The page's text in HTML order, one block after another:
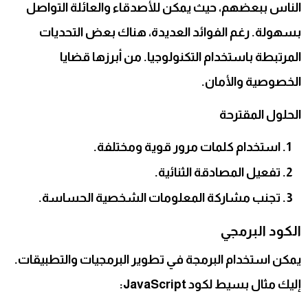
الناس ببعضهم، حيث يمكن للأصدقاء والعائلة التواصل
بسهولة. رغم الفوائد العديدة، هناك بعض التحديات
المرتبطة باستخدام التكنولوجيا. من أبرزها قضايا
الخصوصية والأمان.
الحلول المقترحة
استخدام كلمات مرور قوية ومختلفة.
تفعيل المصادقة الثنائية.
تجنب مشاركة المعلومات الشخصية الحساسة.
الكود البرمجي
يمكن استخدام البرمجة في تطوير البرمجيات والتطبيقات.
إليك مثال بسيط لكود JavaScript: